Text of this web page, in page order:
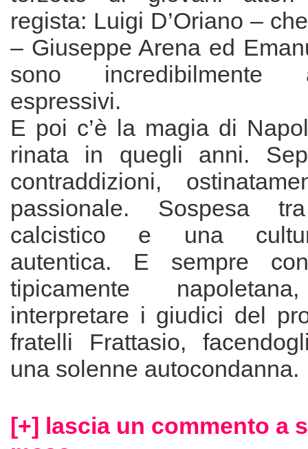
regista: Luigi D’Oriano –
– Giuseppe Arena ed
sono incredibilmente
espressivi.
E poi c’è la magia di
rinata in quegli anni.
contraddizioni,
passionale. Sospesa
calcistico e una
autentica. E sempre con
tipicamente
interpretare i giudici del
fratelli Frattasio,
una solenne autocondanna.
[+] lascia un commento a